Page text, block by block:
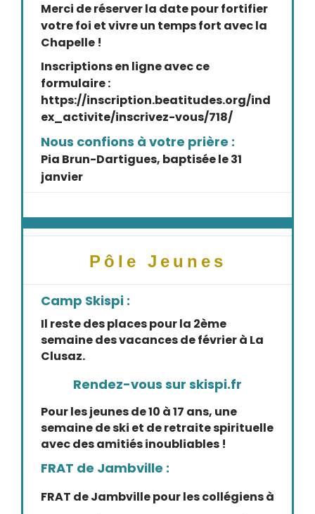
Merci de réserver la date pour fortifier
votre foi et vivre un temps fort avec la
Chapelle !
Inscriptions en ligne avec ce
formulaire :
https://inscription.beatitudes.org/ind
ex_activite/inscrivez-vous/718/
Nous confions à votre prière :
Pia Brun-Dartigues, baptisée le 31
janvier
Pôle Jeunes
Camp Skispi :
Il reste des places pour la 2ème
semaine des vacances de février à La
Clusaz.
Rendez-vous sur skispi.fr
Pour les jeunes de 10 à 17 ans, une
semaine de ski et de retraite spirituelle
avec des amitiés inoubliables !
FRAT de Jambville :
FRAT de Jambville pour les collégiens à